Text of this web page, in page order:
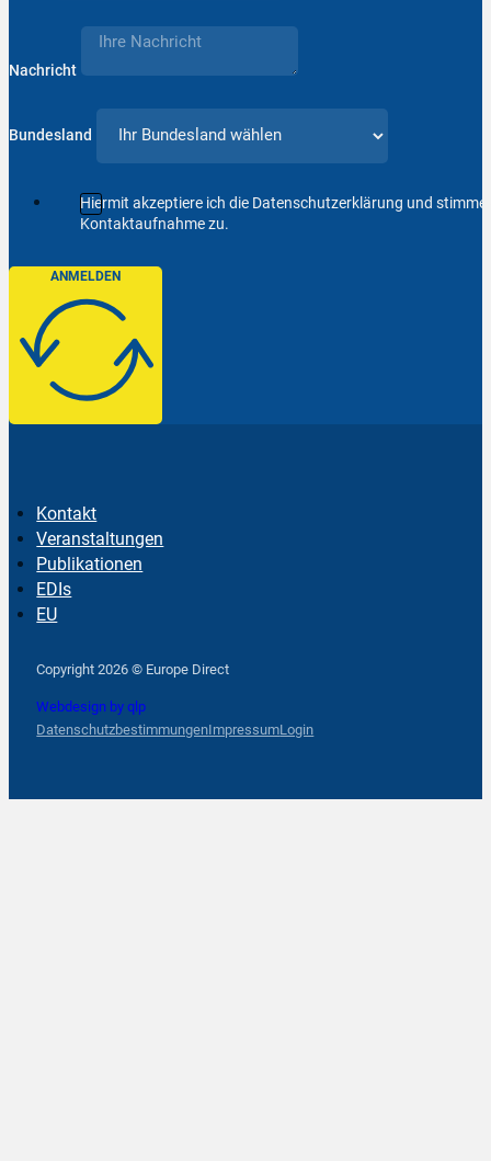
Nachricht
Bundesland
Hiermit akzeptiere ich die Datenschutzerklärung und
Kontaktaufnahme zu.
ANMELDEN
Kontakt
Veranstaltungen
Publikationen
EDIs
EU
Copyright 2026 © Europe Direct
Webdesign by qlp
DatenschutzbestimmungenImpressumLogin